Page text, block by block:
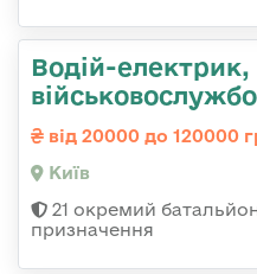
Водій-електрик,
від 20000 до 120000
Київ
21 окремий
призначення